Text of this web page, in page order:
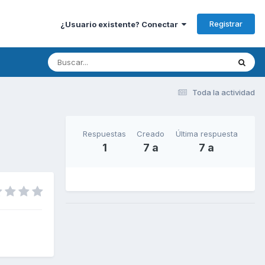
¿Usuario existente? Conectar Registrar
Toda la actividad
Respuestas
1
Creado
7 a
Última respuesta
7 a